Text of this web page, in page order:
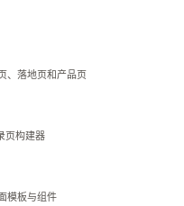
、落地页和产品页
页构建器
模板与组件